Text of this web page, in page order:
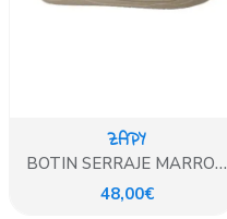
ZAPY
BOTIN SERRAJE MARRON
CHOCOLATE
48,00€